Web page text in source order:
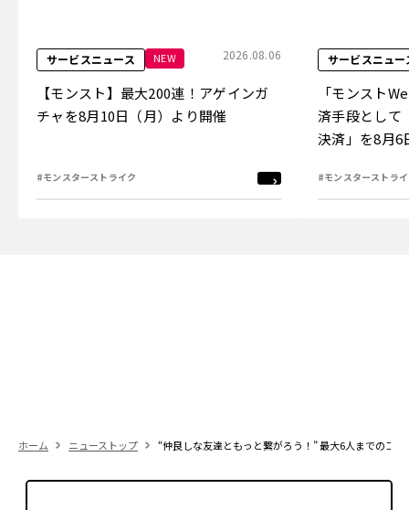
サービスニュース NEW 2026.08.06
【モンスト】最大200連！アゲインガ
チャを8月10日（月）より開催
#モンスターストライク
サービスニュー
「モンスト
済手段として
決済」を8月6
#モンスターストラ
ホーム ニューストップ “仲良しな友達ともっと繋がろう！” 最大6人までのコ